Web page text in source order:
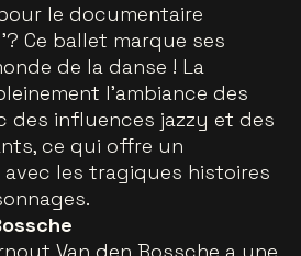
le documentaire
Ce ballet marque ses
de la danse ! La
l'ambiance des
des influences jazzy et des
ce qui offre un
les tragiques histoires